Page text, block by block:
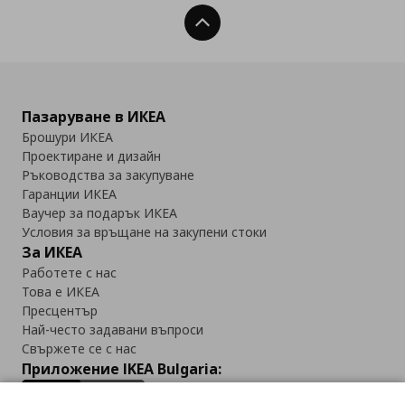
Нагоре
Пазаруване в ИКЕА
Брошури ИКЕА
Проектиране и дизайн
Ръководства за закупуване
Гаранции ИКЕА
Ваучер за подарък ИКЕА
Условия за връщане на закупени стоки
За ИКЕА
Работете с нас
Това е ИКЕА
Пресцентър
Най-често задавани въпроси
Свържете се с нас
Приложение IKEA Bulgaria: